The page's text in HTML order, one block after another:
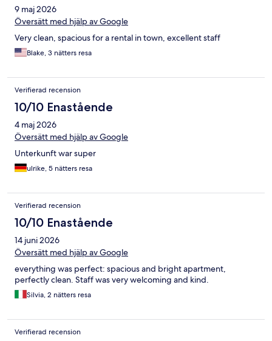
9 maj 2026
Översätt med hjälp av Google
Very clean, spacious for a rental in town, excellent staff
Blake, 3 nätters resa
Verifierad recension
10/10 Enastående
4 maj 2026
Översätt med hjälp av Google
Unterkunft war super
ulrike, 5 nätters resa
Verifierad recension
10/10 Enastående
14 juni 2026
Översätt med hjälp av Google
everything was perfect: spacious and bright apartment,
perfectly clean. Staff was very welcoming and kind.
Silvia, 2 nätters resa
Verifierad recension